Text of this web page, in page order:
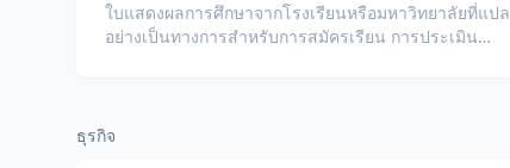
ใบแสดงผลการศึกษาจากโรงเรียนหรือมหาวิทยาลัยที่แปล
อย่างเป็นทางการสำหรับการสมัครเรียน การประเมิน
ธุรกิจ